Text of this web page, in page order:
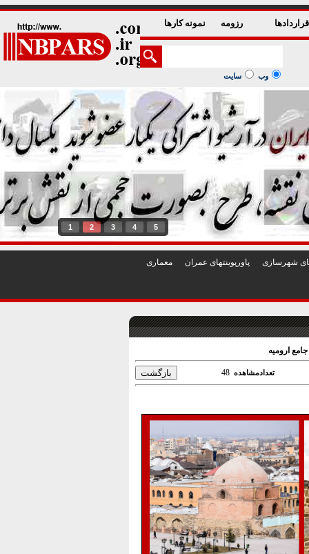
رزومه نمونه کارها
وب سایت
1 2 3 4 5
شهرسازی پاورپوينتهای عمران معماری
اروميه
تعدادمشاهده 48